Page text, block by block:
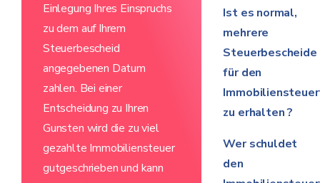
Einlegung Ihres Einspruchs
zu dem auf Ihrem
Steuerbescheid
angegebenen Datum
zahlen. Bei einer
Entscheidung zu Ihren
Gunsten wird die zu viel
gezahlte Immobiliensteuer
gutgeschrieben und kann
Ist es normal,
mehrere
Steuerbescheide
für den
zu erhalten ?
Wer schuldet
den